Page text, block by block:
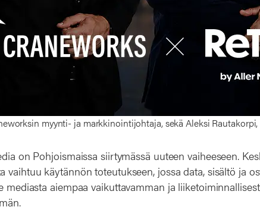
myynti- ja markkinointijohtaja, sekä Aleksi
on Pohjoismaissa siirtymässä uuteen vaiheeseen.
vaihtuu käytännön toteutukseen, jossa data, sisältö ja
mediasta aiempaa vaikuttavamman ja